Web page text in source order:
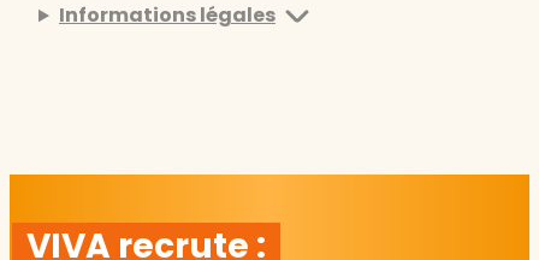
Informations légales
VIVA recrute :